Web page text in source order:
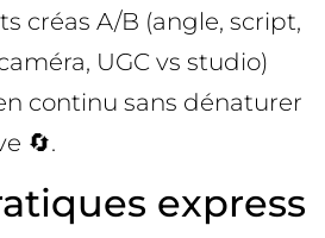
créas A/B (angle, script,
UGC vs studio)
continu sans dénaturer
🔄.
express